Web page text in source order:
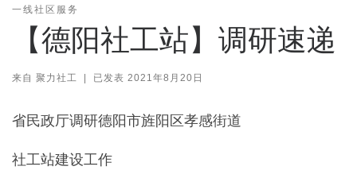
一线社区服务
【德阳社工站】调研速递
来自 聚力社工 | 已发表 2021年8月20日
省民政厅调研德阳市旌阳区孝感街道
社工站建设工作